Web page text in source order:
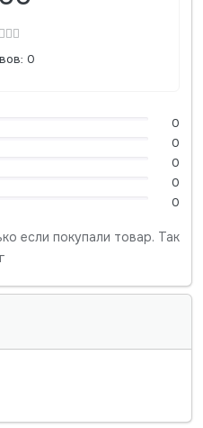
0
0
0
0
0
0
если покупали товар. Так